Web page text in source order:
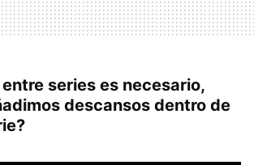
series es necesario,
descansos dentro de